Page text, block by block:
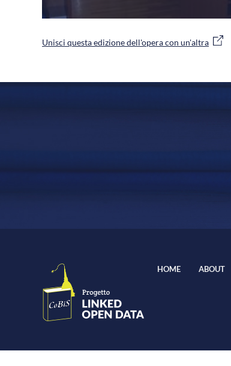
Unisci questa edizione dell'opera con un'altra
HOME ABOUT